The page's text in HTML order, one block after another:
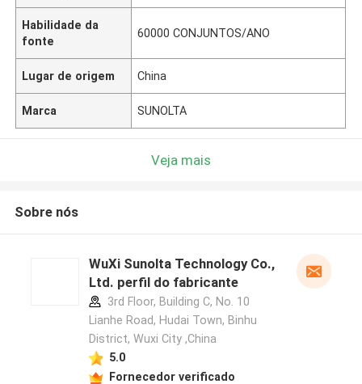
Habilidade da
fonte
60000 CONJUNTOS/ANO
Lugar de origem China
Marca SUNOLTA
Veja mais
Sobre nós
WuXi Sunolta Technology Co.,
Ltd. perfil do fabricante
3rd Floor, Building C, No. 10
Lianhe Road, Hudai Town, Binhu
District, Wuxi City ,China
5.0
Fornecedor verificado